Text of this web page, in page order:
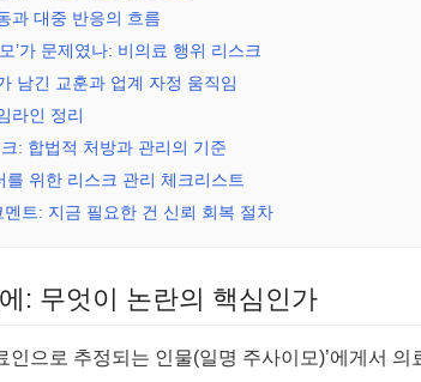
과 대중 반응의 흐름
’가 문제였나: 비의료 행위 리스크
남긴 교훈과 업계 자정 움직임
라인 정리
: 합법적 처방과 관리의 기준
를 위한 리스크 관리 체크리스트
멘트: 지금 필요한 건 신뢰 회복 절차
: 무엇이 논란의 핵심인가
인으로 추정되는 인물(일명 주사이모)’에게서